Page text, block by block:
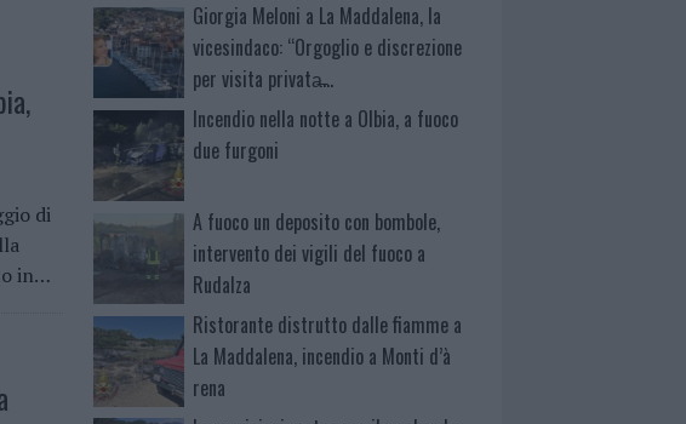
di
in…
Giorgia Meloni a La Maddalena, la
vicesindaco: “Orgoglio e discrezione
per visita privata̶…
Incendio nella notte a Olbia, a fuoco
due furgoni
A fuoco un deposito con bombole,
intervento dei vigili del fuoco a
Rudalza
Ristorante distrutto dalle fiamme a
La Maddalena, incendio a Monti d’à
rena